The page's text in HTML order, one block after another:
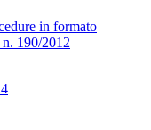
in formato
190/2012